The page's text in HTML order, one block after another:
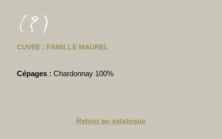
(?)
CUVÉE : FAMILLE MAUREL
Cépages : Chardonnay 100%
Retour au catalogue